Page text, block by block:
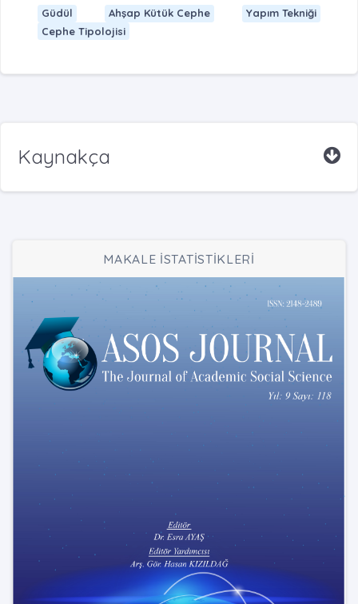
Güdül Ahşap Kütük Cephe
Yapım Tekniği
Cephe Tipolojisi
Kaynakça
MAKALE İSTATİSTİKLERİ